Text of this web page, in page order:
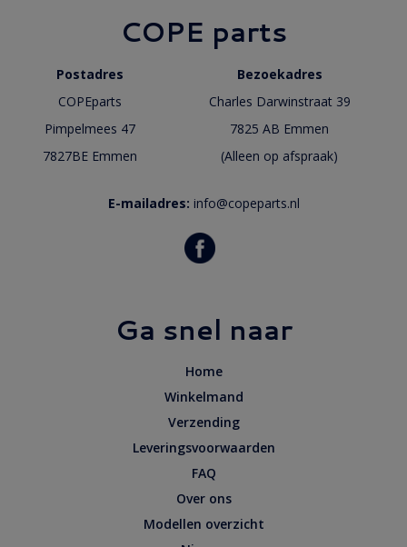
COPE parts
Postadres
Bezoekadres
COPEparts
Charles Darwinstraat 39
Pimpelmees 47
7825 AB Emmen
7827BE Emmen
(Alleen op afspraak)
E-mailadres: info@copeparts.nl
Ga snel naar
Home
Winkelmand
Verzending
Leveringsvoorwaarden
FAQ
Over ons
Modellen overzicht